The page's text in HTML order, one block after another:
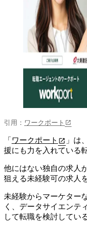
引用： ワークポート
「 ワークポート 」は
援にも力を入れている
他にはない独自の求人
狙える未経験可の求人
未経験からマーケター
く、データサイエンテ
して転職を検討してい